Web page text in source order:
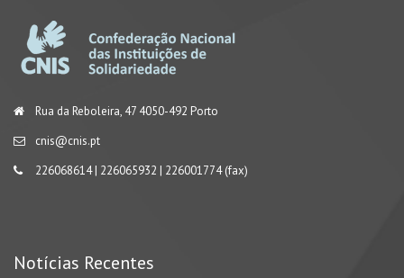
Rua da Reboleira, 47 4050-492 Porto
cnis@cnis.pt
226068614 | 226065932 | 226001774 (fax)
Notícias Recentes